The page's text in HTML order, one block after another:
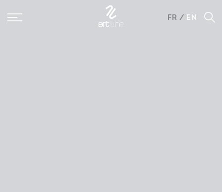
FR / EN
Panneau de gestion des cookies